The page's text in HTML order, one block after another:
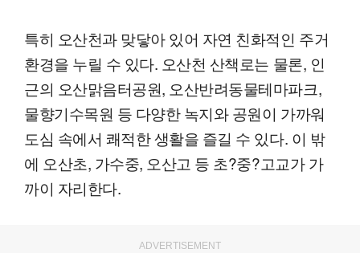
특히 오산천과 맞닿아 있어 자연 친화적인 주거
환경을 누릴 수 있다. 오산천 산책로는 물론, 인
근의 오산맑음터공원, 오산반려동물테마파크,
물향기수목원 등 다양한 녹지와 공원이 가까워
도심 속에서 쾌적한 생활을 즐길 수 있다. 이 밖
에 오산초, 가수중, 오산고 등 초?중?고교가 가
까이 자리한다.
ADVERTISEMENT